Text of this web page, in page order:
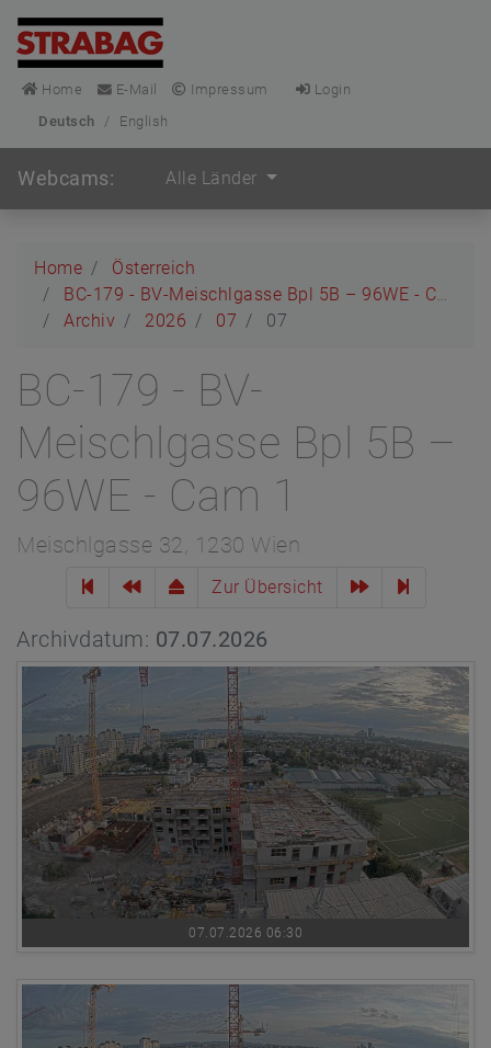
Home E-Mail Impressum
Login
Deutsch
/ English
Webcams: Alle Länder
Home
Österreich
BC-179 - BV-Meischlgasse Bpl 5B – 96WE - Cam 1
Archiv
2026 07 07
BC-179 - BV-
Meischlgasse Bpl 5B –
96WE - Cam 1
Meischlgasse 32, 1230 Wien
Zur Übersicht
Archivdatum: 07.07.2026
07.07.2026 06:30